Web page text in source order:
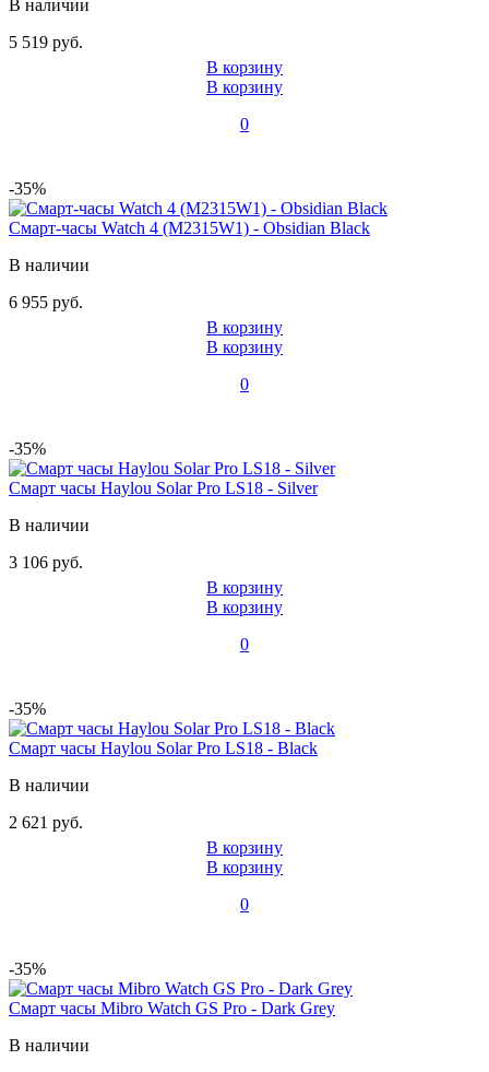
В наличии
5 519 руб.
В корзину
В корзину
0
-35%
Смарт-часы Watch 4 (M2315W1) - Obsidian Black
В наличии
6 955 руб.
В корзину
В корзину
0
-35%
Смарт часы Haylou Solar Pro LS18 - Silver
В наличии
3 106 руб.
В корзину
В корзину
0
-35%
Смарт часы Haylou Solar Pro LS18 - Black
В наличии
2 621 руб.
В корзину
В корзину
0
-35%
Смарт часы Mibro Watch GS Pro - Dark Grey
В наличии